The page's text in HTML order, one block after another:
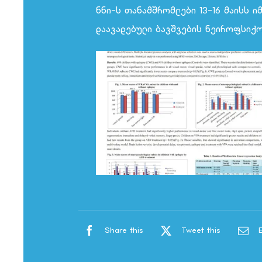
ნნი-ს თანამშრომლები 13-16 მაისს
დაავადებული ბავშვების
Share this Tweet this